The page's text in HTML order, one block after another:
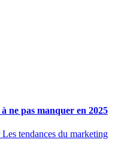
ne pas manquer en 2025
Les tendances du marketing